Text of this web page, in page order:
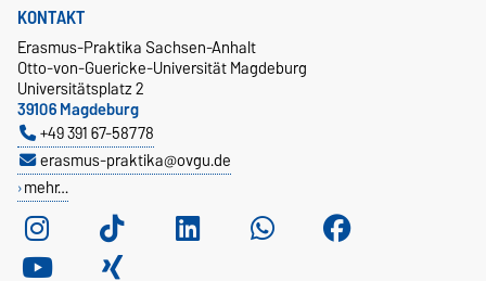
KONTAKT
Erasmus-Praktika Sachsen-Anhalt
Otto-von-Guericke-Universität Magdeburg
Universitätsplatz 2
39106 Magdeburg
+49 391 67-58778
erasmus-praktika@ovgu.de
mehr…